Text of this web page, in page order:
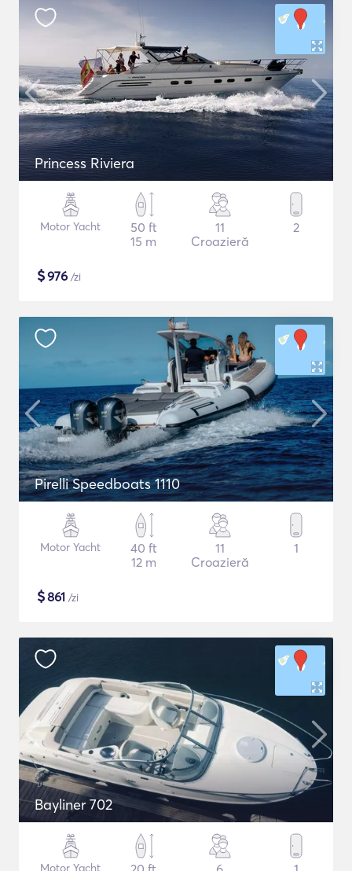
Princess Riviera
Motor Yacht
50 ft
15 m
11
Croazieră
2
$976 /zi
Pirelli Speedboats 1110
Motor Yacht
40 ft
12 m
11
Croazieră
1
$861 /zi
Bayliner 702
Motor Yacht